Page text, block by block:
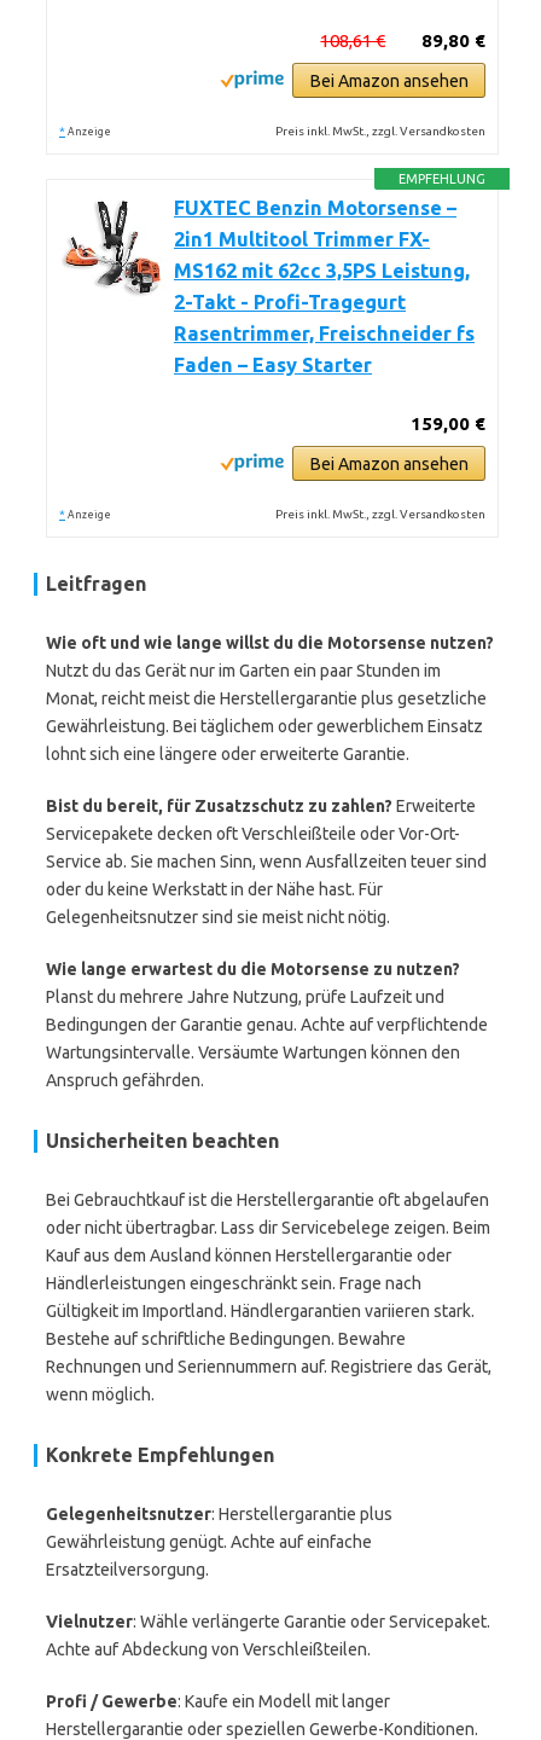
89,80 €
108,61 €
Bei Amazon ansehen
* Anzeige Preis inkl. MwSt., zzgl. Versandkosten
EMPFEHLUNG
FUXTEC Benzin Motorsense –
2in1 Multitool Trimmer FX-
MS162 mit 62cc 3,5PS Leistung,
2-Takt - Profi-Tragegurt
Rasentrimmer, Freischneider fs
Faden – Easy Starter
159,00 €
Bei Amazon ansehen
* Anzeige Preis inkl. MwSt., zzgl. Versandkosten
Leitfragen
Wie oft und wie lange willst du die Motorsense nutzen?
Nutzt du das Gerät nur im Garten ein paar Stunden im
Monat, reicht meist die Herstellergarantie plus gesetzliche
Gewährleistung. Bei täglichem oder gewerblichem Einsatz
lohnt sich eine längere oder erweiterte Garantie.
Bist du bereit, für Zusatzschutz zu zahlen? Erweiterte
Servicepakete decken oft Verschleißteile oder Vor-Ort-
Service ab. Sie machen Sinn, wenn Ausfallzeiten teuer sind
oder du keine Werkstatt in der Nähe hast. Für
Gelegenheitsnutzer sind sie meist nicht nötig.
Wie lange erwartest du die Motorsense zu nutzen?
Planst du mehrere Jahre Nutzung, prüfe Laufzeit und
Bedingungen der Garantie genau. Achte auf verpflichtende
Wartungsintervalle. Versäumte Wartungen können den
Anspruch gefährden.
Unsicherheiten beachten
Bei Gebrauchtkauf ist die Herstellergarantie oft abgelaufen
oder nicht übertragbar. Lass dir Servicebelege zeigen. Beim
Kauf aus dem Ausland können Herstellergarantie oder
Händlerleistungen eingeschränkt sein. Frage nach
Gültigkeit im Importland. Händlergarantien variieren stark.
Bestehe auf schriftliche Bedingungen. Bewahre
Rechnungen und Seriennummern auf. Registriere das Gerät,
wenn möglich.
Konkrete Empfehlungen
Gelegenheitsnutzer: Herstellergarantie plus
Gewährleistung genügt. Achte auf einfache
Ersatzteilversorgung.
Vielnutzer: Wähle verlängerte Garantie oder Servicepaket.
Achte auf Abdeckung von Verschleißteilen.
Profi / Gewerbe: Kaufe ein Modell mit langer
Herstellergarantie oder speziellen Gewerbe-Konditionen.